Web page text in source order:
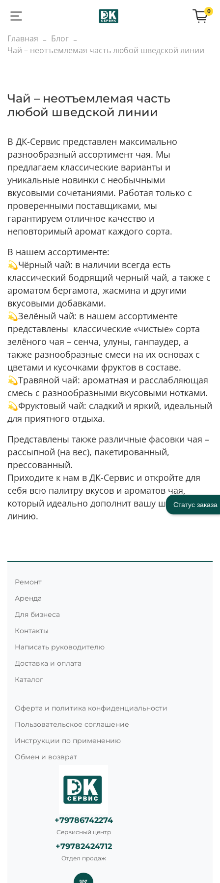
0
Главная
Блог
Чай – неотъемлемая часть любой шведской линии
Чай – неотъемлемая часть
любой шведской линии
В ДК-Сервис представлен максимально
разнообразный ассортимент чая. Мы
предлагаем классические варианты и
уникальные новинки с необычными
вкусовыми сочетаниями. Работая только с
проверенными поставщиками, мы
гарантируем отличное качество и
неповторимый аромат каждого сорта.
В нашем ассортименте:
💫Чёрный чай: в наличии всегда есть
классический бодрящий черный чай, а также с
ароматом бергамота, жасмина и другими
вкусовыми добавками.
💫Зелёный чай: в нашем ассортименте
представлены классические «чистые» сорта
зелёного чая – сенча, улуны, ганпаудер, а
также разнообразные смеси на их основах с
цветами и кусочками фруктов в составе.
💫Травяной чай: ароматная и расслабляющая
смесь с разнообразными вкусовыми нотками.
💫Фруктовый чай: сладкий и яркий, идеальный
для приятного отдыха.
Представлены также различные фасовки чая –
рассыпной (на вес), пакетированный,
прессованный.
Приходите к нам в ДК-Сервис и откройте для
себя всю палитру вкусов и ароматов чая,
который идеально дополнит вашу шведскую
линию.
Ремонт
Аренда
Для бизнеса
Контакты
Написать руководителю
Доставка и оплата
Каталог
Оферта и политика конфиденциальности
Пользовательское соглашение
Инструкции по применению
Обмен и возврат
+79786742274
Сервисный центр
+79782424712
Отдел продаж
Статус заказа